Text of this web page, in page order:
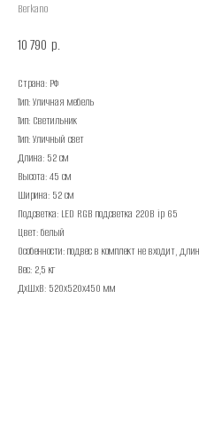
Berkano
10 790 р.
Страна: РФ
Тип: Уличная мебель
Тип: Светильник
Тип: Уличный свет
Длина: 52 см
Высота: 45 см
Ширина: 52 см
Подсветка: LED RGB подсветка 220В ip 65
Цвет: белый
Особенности: подвес в комплект не входит,
Вес: 2,5 кг
ДxШxВ: 520x520x450 мм